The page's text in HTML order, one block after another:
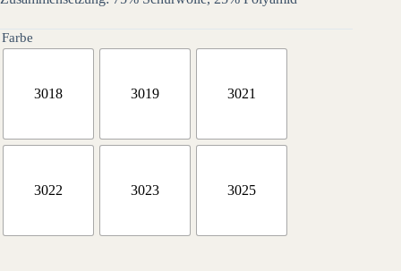
Farbe
3018 3019 3021
3022 3023 3025